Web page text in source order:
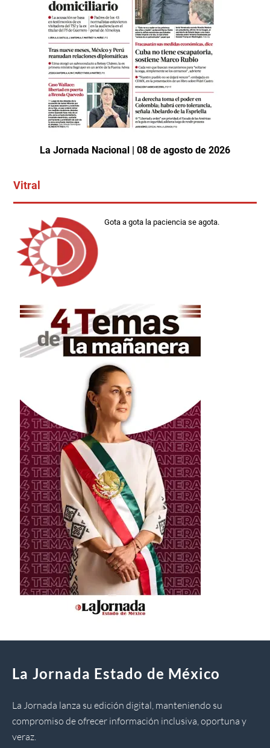
La Jornada Nacional | 08 de agosto de 2026
Vitral
Gota a gota la paciencia se agota.
La Jornada Estado de México
La Jornada lanza su edición digital, manteniendo su
compromiso de ofrecer información inclusiva, oportuna y
veraz.